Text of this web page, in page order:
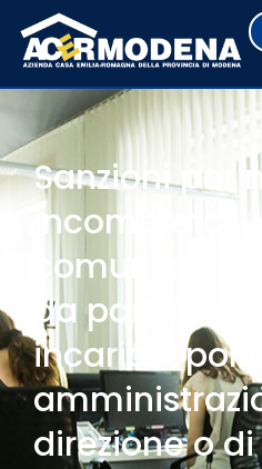
Sanzioni per
incompleta
da parte dei
incarichi
direzione o